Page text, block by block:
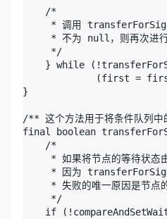
    /*
* 调用
* 不为 null，则再次进
     */
} while
(first =
}
/** 这个方法用于将条件队列
final boolean
    /*
* 如果将节点的等待状态
* 因为
* 失败的唯一原因是节点
     */
if